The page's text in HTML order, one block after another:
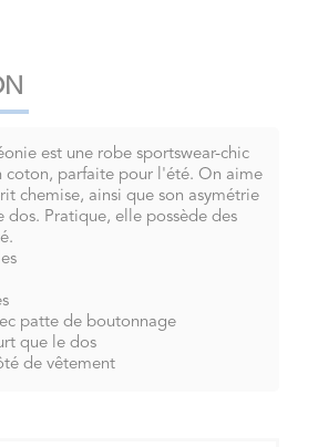
est une robe sportswear-chic
coton, parfaite pour l'été. On aime
chemise, ainsi que son asymétrie
dos. Pratique, elle possède des
patte de boutonnage
que le dos
de vêtement